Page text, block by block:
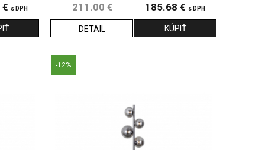
€ s DPH 211.00 € 185.68 € s DPH
DETAIL
-12%